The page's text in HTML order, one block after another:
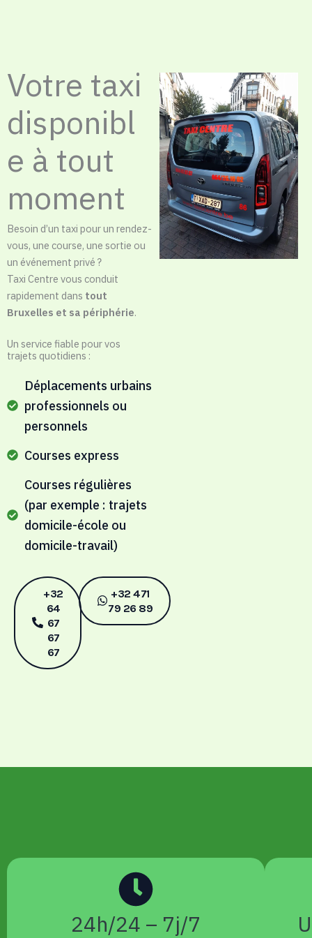
Votre taxi
disponibl
e à tout
moment
Besoin d’un taxi pour un rendez-
vous, une course, une sortie ou
un événement privé ?
Taxi Centre vous conduit
rapidement dans tout
Bruxelles et sa périphérie.
Un service fiable pour vos
trajets quotidiens :
Déplacements urbains
professionnels ou
personnels
Courses express
Courses régulières
(par exemple : trajets
domicile-école ou
domicile-travail)
+32
64
67
67
67
+32 471
79 26 89‬
24h/24 – 7j/7